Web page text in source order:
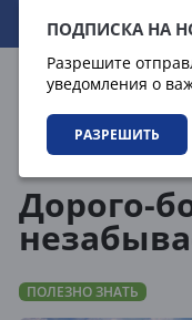
ПОДПИСКА НА
Разрешите
уведомления о
РАЗРЕШИТЬ
06.08.2026 07:09:11
Дорого-
ПОЛЕЗНО ЗНАТЬ